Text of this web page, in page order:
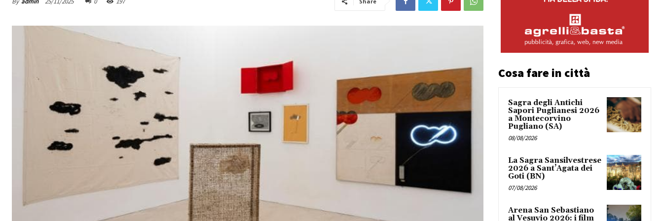
Cosa fare in città
Sagra degli Antichi
Sapori Puglianesi 2026
a Montecorvino
Pugliano (SA)
08/08/2026
La Sagra Sansilvestrese
2026 a Sant’Agata dei
Goti (BN)
07/08/2026
Arena San Sebastiano
al Vesuvio 2026: i film